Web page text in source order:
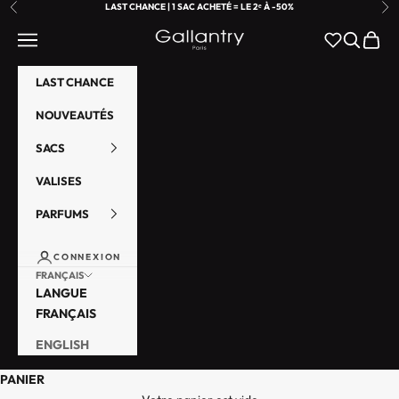
PASSER AU CONTENU
PRÉCÉDENT LAST CHANCE | 1 SAC ACHETÉ = LE 2ᵉ À -50%
GALLANTRY PARIS
MENU
LAST CHANCE
NOUVEAUTÉS
SACS
VALISES
PARFUMS
CONNEXION
FRANÇAIS
LANGUE
FRANÇAIS
ENGLISH
PANIER